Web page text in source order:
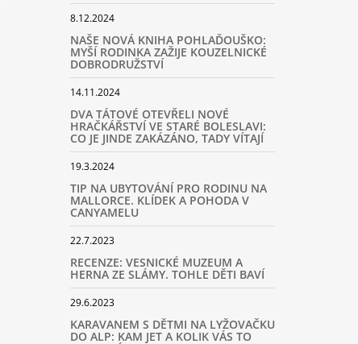
8.12.2024
NAŠE NOVÁ KNIHA POHLAĎOUŠKO:
MYŠÍ RODINKA ZAŽIJE KOUZELNICKÉ
DOBRODRUŽSTVÍ
14.11.2024
DVA TÁTOVÉ OTEVŘELI NOVÉ
HRAČKÁŘSTVÍ VE STARÉ BOLESLAVI:
CO JE JINDE ZAKÁZÁNO, TADY VÍTAJÍ
19.3.2024
TIP NA UBYTOVÁNÍ PRO RODINU NA
MALLORCE. KLÍDEK A POHODA V
CANYAMELU
22.7.2023
RECENZE: VESNICKÉ MUZEUM A
HERNA ZE SLÁMY. TOHLE DĚTI BAVÍ
29.6.2023
KARAVANEM S DĚTMI NA LYŽOVAČKU
DO ALP: KAM JET A KOLIK VÁS TO